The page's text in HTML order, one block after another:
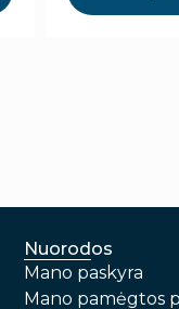
Nuorodos
Mano paskyra
Mano pamėgtos